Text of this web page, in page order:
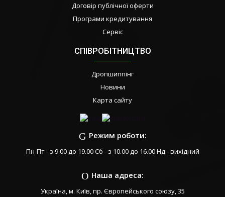
Договір публічної оферти
Програми кредитування
Сервіс
СПІВРОБІТНИЦТВО
Дропшиппінг
Новини
Карта сайту
Режим роботи:
Пн-Пт - з 9.00 до 19.00 Сб - з 10.00 до 16.00 Нд - вихідний
Наша адреса:
Україна, м. Київ, пр. Європейського союзу, 35